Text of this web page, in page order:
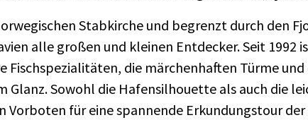
Stabkirche und begrenzt durch den
alle großen und kleinen Entdecker. Seit 1992
die märchenhaften Türme
Glanz. Sowohl die Hafensilhouette als auch die
Vorboten für eine spannende Erkundungstour